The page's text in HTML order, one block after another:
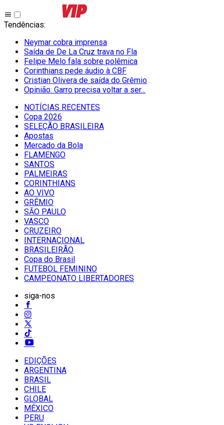
Tendências:
Neymar cobra imprensa
Saída de De La Cruz trava no Fla
Felipe Melo fala sobre polêmica
Corinthians pede áudio à CBF
Cristian Olivera de saída do Grêmio
Opinião: Garro precisa voltar a ser...
NOTÍCIAS RECENTES
Copa 2026
SELEÇÃO BRASILEIRA
Apostas
Mercado da Bola
FLAMENGO
SANTOS
PALMEIRAS
CORINTHIANS
AO VIVO
GRÊMIO
SĀO PAULO
VASCO
CRUZEIRO
INTERNACIONAL
BRASILEIRÃO
Copa do Brasil
FUTEBOL FEMININO
CAMPEONATO LIBERTADORES
siga-nos
EDIÇÕES
ARGENTINA
BRASIL
CHILE
GLOBAL
MÉXICO
PERU